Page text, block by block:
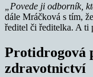
„Povede ji odborník,
dále Mráčková s tím,
ředitel či ředitelka. A ti
Protidrogová
zdravotnictví